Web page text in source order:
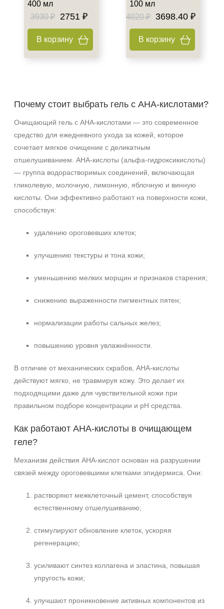
400 мл
3930 ₽
2751 ₽
В корзину
100 мл
4020 ₽
3698.40 ₽
В корзину
Почему стоит выбрать гель с AHA‑кислотами?
Очищающий гель с AHA‑кислотами — это современное
средство для ежедневного ухода за кожей, которое
сочетает мягкое очищение с деликатным
отшелушиванием. AHA‑кислоты (альфа‑гидроксикислоты)
— группа водорастворимых соединений, включающая
гликолевую, молочную, лимонную, яблочную и винную
кислоты. Они эффективно работают на поверхности кожи,
способствуя:
удалению ороговевших клеток;
улучшению текстуры и тона кожи;
уменьшению мелких морщин и признаков старения;
снижению выраженности пигментных пятен;
нормализации работы сальных желез;
повышению уровня увлажнённости.
В отличие от механических скрабов, AHA‑кислоты
действуют мягко, не травмируя кожу. Это делает их
подходящими даже для чувствительной кожи при
правильном подборе концентрации и pH средства.
Как работают AHA‑кислоты в очищающем
геле?
Механизм действия AHA‑кислот основан на разрушении
связей между ороговевшими клетками эпидермиса. Они:
растворяют межклеточный цемент, способствуя
естественному отшелушиванию;
стимулируют обновление клеток, ускоряя
регенерацию;
усиливают синтез коллагена и эластина, повышая
упругость кожи;
улучшают проникновение активных компонентов из